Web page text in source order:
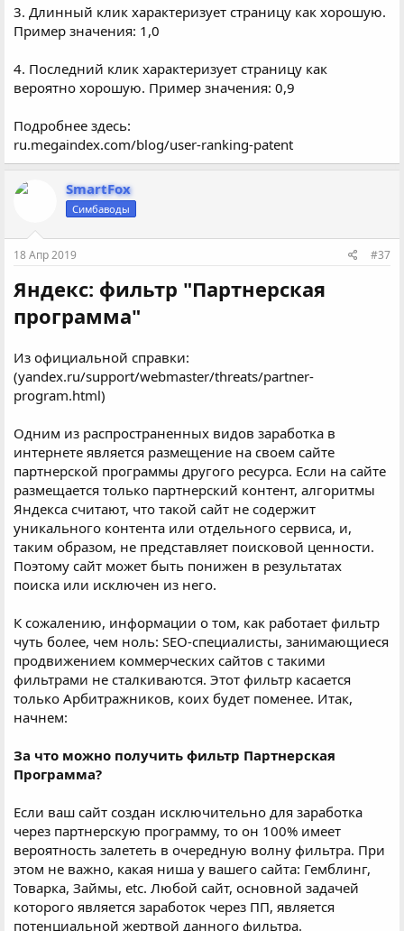
3. Длинный клик характеризует страницу как хорошую.
Пример значения: 1,0
4. Последний клик характеризует страницу как
вероятно хорошую. Пример значения: 0,9
Подробнее здесь:
ru.megaindex.com/blog/user-ranking-patent
SmartFox
Симбаводы
18 Апр 2019 #37
Яндекс: фильтр "Партнерская
программа"
Из официальной справки:
(yandex.ru/support/webmaster/threats/partner-
program.html)
Одним из распространенных видов заработка в
интернете является размещение на своем сайте
партнерской программы другого ресурса. Если на сайте
размещается только партнерский контент, алгоритмы
Яндекса считают, что такой сайт не содержит
уникального контента или отдельного сервиса, и,
таким образом, не представляет поисковой ценности.
Поэтому сайт может быть понижен в результатах
поиска или исключен из него.
К сожалению, информации о том, как работает фильтр
чуть более, чем ноль: SEO-специалисты, занимающиеся
продвижением коммерческих сайтов с такими
фильтрами не сталкиваются. Этот фильтр касается
только Арбитражников, коих будет поменее. Итак,
начнем:
За что можно получить фильтр Партнерская
Программа?
Если ваш сайт создан исключительно для заработка
через партнерскую программу, то он 100% имеет
вероятность залететь в очередную волну фильтра. При
этом не важно, какая ниша у вашего сайта: Гемблинг,
Товарка, Займы, etc. Любой сайт, основной задачей
которого является заработок через ПП, является
потенциальной жертвой данного фильтра.